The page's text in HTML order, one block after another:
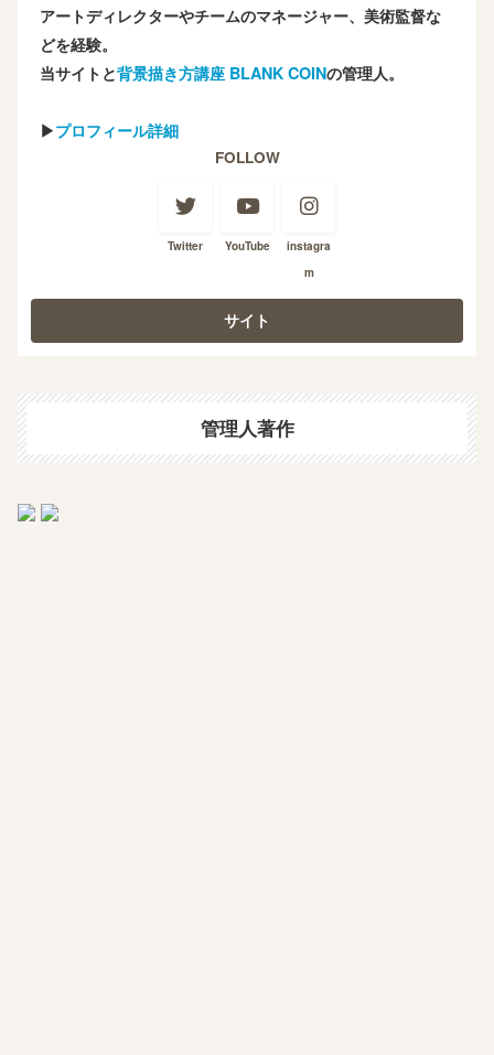
アートディレクターやチームのマネージャー、美術監督な
どを経験。
当サイトと背景描き方講座 BLANK COINの管理人。
▶プロフィール詳細
FOLLOW
Twitter YouTube
instagra
m
管理人著作